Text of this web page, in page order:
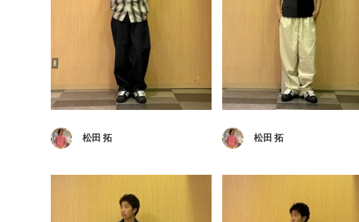
松田 拓 松田 拓